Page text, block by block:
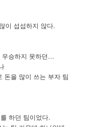
이 섭섭하지 않다.
우승하지 못하던…
돈을 많이 쓰는 부자 팀
하던 팀이었다.